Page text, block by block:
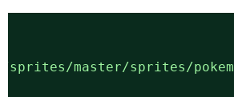
master/sprites/